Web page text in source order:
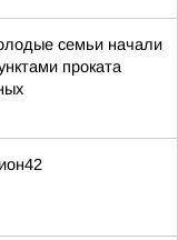
семьи начали
проката